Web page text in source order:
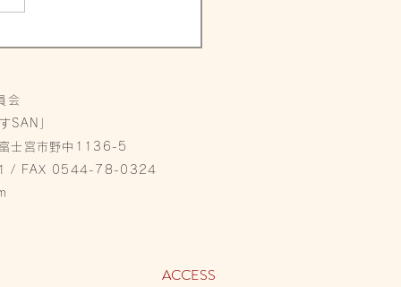
会
SAN」
士宮市野中1136-5
/ FAX 0544-78-0324
ACCESS